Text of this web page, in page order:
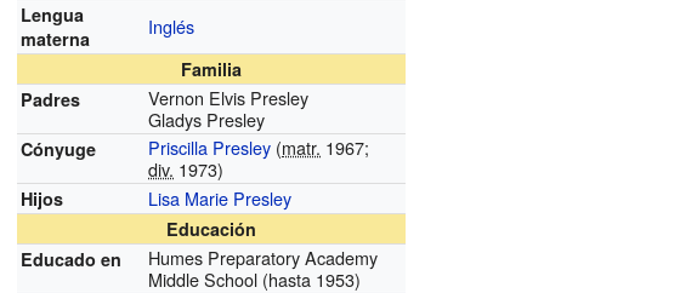
Lengua
materna
Inglés
Familia
Padres
Vernon Elvis Presley
Gladys Presley
Cónyuge Priscilla Presley (matr. 1967;
div. 1973)
Hijos Lisa Marie Presley
Educación
Educado en
Humes Preparatory Academy
Middle School (hasta 1953)